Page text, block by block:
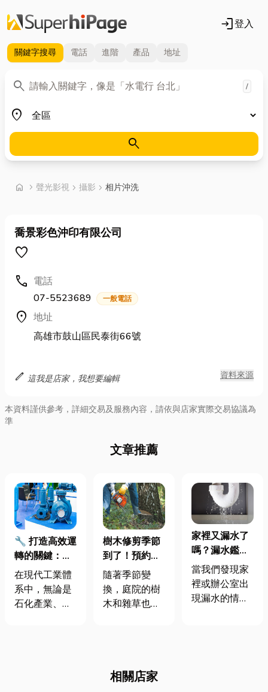
login登入
關鍵字搜尋 電話 進階 產品 地址
search
關鍵字 /
place
地區
search
home chevron_right 首頁
聲光影視 chevron_right 攝影 chevron_right 相片沖洗
喬景彩色沖印有限公司
favorite
call 電話
07-5523689
一般電話
location_on 地址
高雄市鼓山區民泰街66號
edit 這我是店家，我想要編輯 資料來源
本資料謹供參考，詳細交易及服務內容，請依與店家實際交易協議為
準
文章推薦
🔧 打造高效運
轉的關鍵：從
泵浦零件到無
軸封泵浦檢修
的全方位解析
在現代工業體
系中，無論是
石化產業、半
樹木修剪季節
到了！預約專
業服務，讓您
的愛樹健康生
長！
隨著季節變
換，庭院的樹
木和雜草也開
得格外重要。
家裡又漏水了
嗎？漏水鑑定
攻略報你知！
當我們發現家
裡或辦公室出
現漏水的情況
相關店家